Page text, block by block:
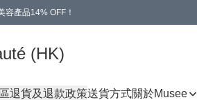
容產品14% OFF！
(HK)
退貨及退款政策送貨方式關於Musee